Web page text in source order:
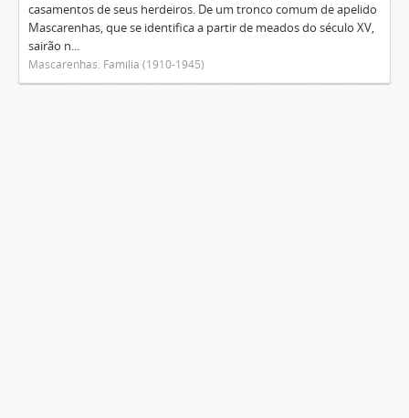
casamentos de seus herdeiros. De um tronco comum de apelido
Mascarenhas, que se identifica a partir de meados do século XV,
sairão n...
Mascarenhas. Família (1910-1945)